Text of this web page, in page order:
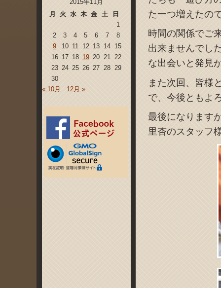
た一つ増えたの
時間の関係でご
出来ませんでし
な出会いと発見
また次回、皆様
で、今後ともよ
最後になります
里杏のスタッフ
2015年11月
月
火 水 木 金 土
日
1
2
3 4 5 6 7
8
9
10 11 12 13 14 15
16 17 18 19 20 21 22
23 24 25 26 27 28 29
30
« 10月
12月 »